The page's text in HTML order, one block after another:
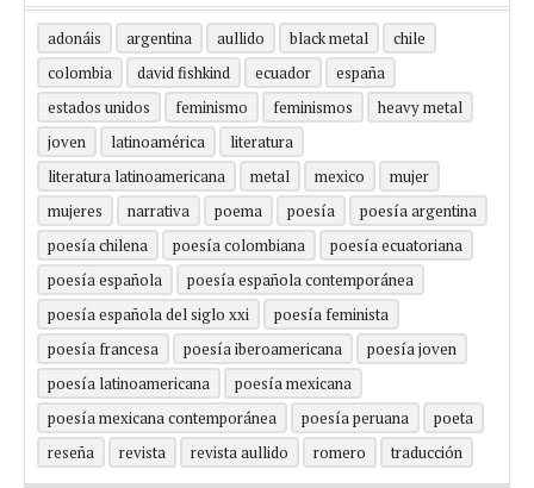
adonáis argentina aullido black metal
chile
colombia
david fishkind ecuador
españa
estados unidos
feminismo feminismos
heavy metal
joven
latinoamérica
literatura
literatura latinoamericana
metal mexico
mujer
mujeres
narrativa poema poesía
poesía argentina
poesía chilena
poesía colombiana
poesía ecuatoriana
poesía española
poesía española contemporánea
poesía española del siglo xxi
poesía feminista
poesía francesa
poesía iberoamericana
poesía joven
poesía latinoamericana
poesía mexicana
poesía mexicana contemporánea
poesía peruana
poeta
reseña
revista revista aullido romero traducción